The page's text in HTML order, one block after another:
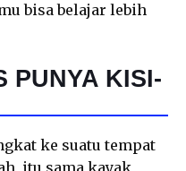
bisa belajar lebih
PUNYA KISI-
ke suatu tempat
itu sama kayak